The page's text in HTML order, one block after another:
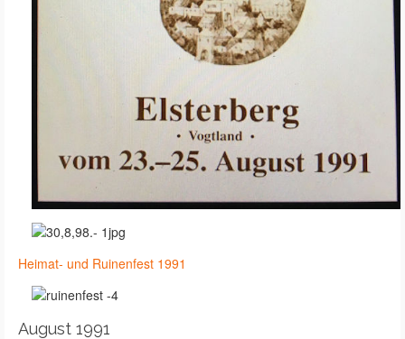
Heimat- und Ruinenfest 1991
August 1991